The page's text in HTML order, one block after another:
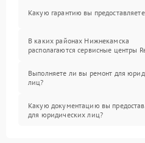
Какую гарантию вы
В каких районах Нижнекамска
располагаются сервисные центры
Выполняете ли вы ремонт для
лиц?
Какую документацию вы
для юридических лиц?